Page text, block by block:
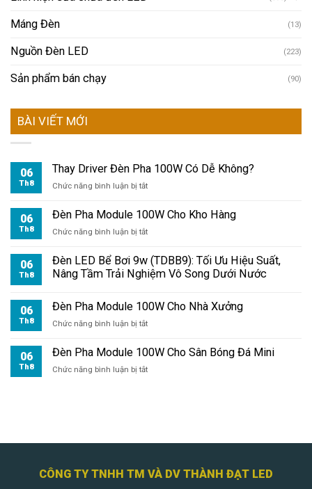
Máng Đèn (13)
Nguồn Đèn LED (223)
Sản phẩm bán chạy (90)
BÀI VIẾT MỚI
06
Th8
Thay Driver Đèn Pha 100W Có Dễ Không?
Chức năng bình luận bị tắtở
Driver
Pha
Có
Dễ
06
Th8
Đèn Pha Module 100W Cho Kho Hàng
Chức năng bình luận bị tắtở
Pha
Module
100W
Kho
06
Th8
Đèn LED Bể Bơi 9w (TDBB9): Tối Ưu Hiệu Suất,
Nâng Tầm Trải Nghiệm Vô Song Dưới Nước
06
Th8
Đèn Pha Module 100W Cho Nhà Xưởng
Chức năng bình luận bị tắtở
Pha
100W
06
Th8
Đèn Pha Module 100W Cho Sân Bóng Đá Mini
Chức năng bình luận bị tắtở
Sân
Đá
CÔNG TY TNHH TM VÀ DV THÀNH ĐẠT LED